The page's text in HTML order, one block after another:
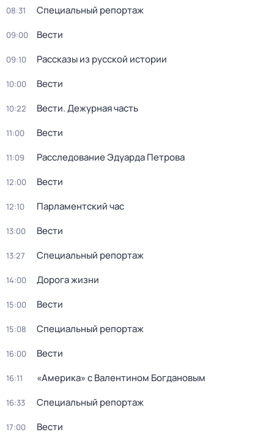
08:31 Специальный репортаж
09:00 Вести
09:10 Рассказы из русской истории
10:00 Вести
10:22 Вести. Дежурная часть
11:00 Вести
11:09 Расследование Эдуарда Петрова
12:00 Вести
12:10 Парламентский час
13:00 Вести
13:27 Специальный репортаж
14:00 Дорога жизни
15:00 Вести
15:08 Специальный репортаж
16:00 Вести
16:11 «Америка» с Валентином Богдановым
16:33 Специальный репортаж
17:00 Вести